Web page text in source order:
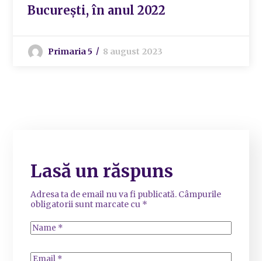
București, în anul 2022
Primaria 5 8 august 2023
Lasă un răspuns
Adresa ta de email nu va fi publicată. Câmpurile
obligatorii sunt marcate cu *